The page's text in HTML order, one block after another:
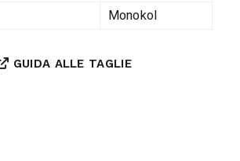
Monokol
GUIDA ALLE TAGLIE